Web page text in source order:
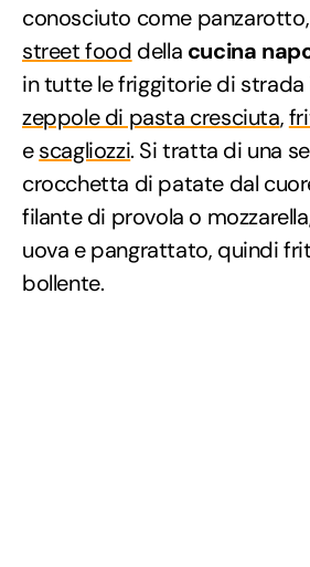
conosciuto come
street food della cucina
in tutte le friggitorie di strada
zeppole di pasta cresciuta,
escagliozzi. Si tratta di una
crocchetta di patate dal
filante di provola o
uova e pangrattato, quindi
bollente.